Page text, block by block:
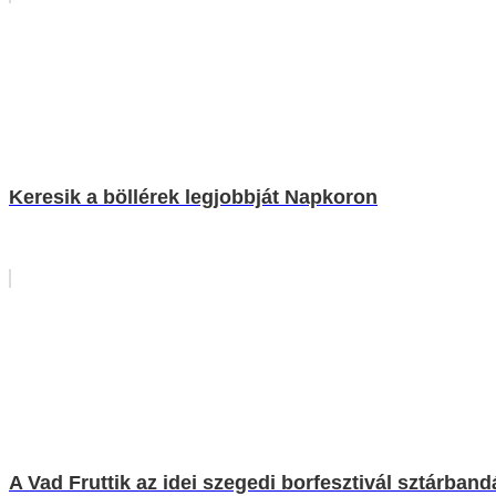
Keresik a böllérek legjobbját Napkoron
A Vad Fruttik az idei szegedi borfesztivál